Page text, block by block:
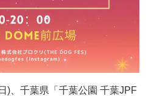
)、千葉県「千葉公園 千葉JPF